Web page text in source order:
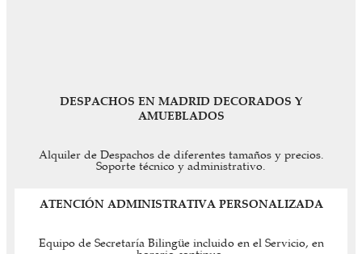
DESPACHOS EN MADRID DECORADOS Y
AMUEBLADOS
Alquiler de Despachos de diferentes tamaños y precios.
Soporte técnico y administrativo.
ATENCIÓN ADMINISTRATIVA PERSONALIZADA
Equipo de Secretaría Bilingüe incluido en el Servicio, en